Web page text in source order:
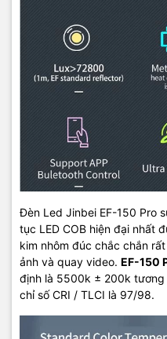
Đèn Led Jinbei EF-150 Pro
tục LED COB hiện đại nhất
kim nhôm đúc chắc chắn
ảnh và quay video. EF-150
định là 5500k ± 200k
chỉ số CRI / TLCI là 97/98.